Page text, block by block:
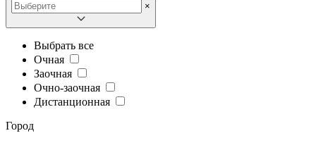
×
Выбрать все
Очная
Заочная
Очно-заочная
Дистанционная
Город